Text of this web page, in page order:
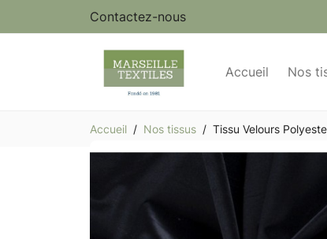
Contactez-nous
Accueil Nos
Accueil Nos tissus Tissu Velours